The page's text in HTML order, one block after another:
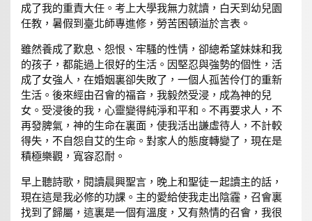
成了我的重責大任。考上大學我無力就讀，白天到幼兒園
任教，暑假到臺北師專進修，勞苦困頓溢於言表。
雖然養成了歎息、怨恨、牢騷的性情，卻總希望妹妹和我
的孩子，都能過上很好的生活。因堅忍與強勢的個性，活
成了女強人，在婚姻裏卻失敗了，一個人孤苦伶仃的重新
生活。後來經由召會的福音，我毅然受浸，成為神的兒
女。受浸後的我，心靈變得純淨和平和。不再要求人，不
再發脾氣，神的生命在裏面，使我活出謙虛待人，不計較
得失，不自怨自艾的生命。對家人的態度轉變了，現在是
積極樂觀，寬容忍耐。
早上聽詩歌，閱讀晨興聖言，晚上和聖徒ㄧ起讀主的話，
現在這是我必修的功課。主的愛給使我走出陰霾，召會裏
找到了歸屬，這裏是一個有溫度，又有熱情的召會，我很